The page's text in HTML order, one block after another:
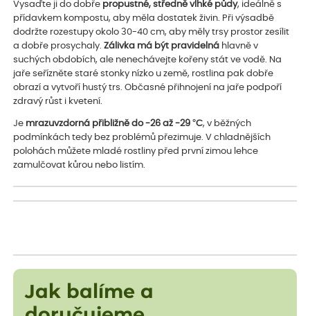
Vysaďte ji do dobře propustné, středně vlhké půdy, ideálně s
přídavkem kompostu, aby měla dostatek živin. Při výsadbě
dodržte rozestupy okolo 30-40 cm, aby měly trsy prostor zesílit
a dobře prosychaly.Zálivka má být pravidelná hlavně v
suchých obdobích, ale nenechávejte kořeny stát ve vodě. Na
jaře seřízněte staré stonky nízko u země, rostlina pak dobře
obrazí a vytvoří hustý trs. Občasné přihnojení na jaře podpoří
zdravý růst i kvetení.
Je mrazuvzdorná přibližně do -26 až -29 °C, v běžných
podmínkách tedy bez problémů přezimuje. V chladnějších
polohách můžete mladé rostliny před první zimou lehce
zamulčovat kůrou nebo listím.
Jak balíme a